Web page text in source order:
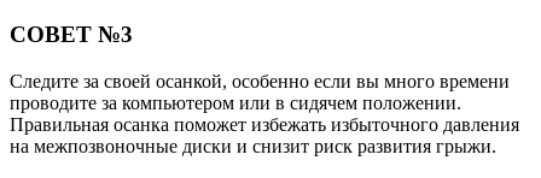
СОВЕТ №3
Следите за своей осанкой, особенно если вы много времени
проводите за компьютером или в сидячем положении.
Правильная осанка поможет избежать избыточного давления
на межпозвоночные диски и снизит риск развития грыжи.